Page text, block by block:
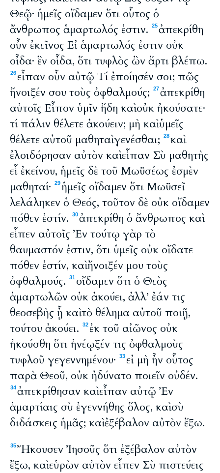
Θεῷ· ἡμεῖς οἴδαμεν ὅτι οὗτος ὁ
ἄνθρωπος ἁμαρτωλός ἐστιν.
25ἀπεκρίθη
οὖν ἐκεῖνος Εἰ ἁμαρτωλός ἐστιν οὐκ
οἶδα· ἓν οἶδα, ὅτι τυφλὸς ὢν ἄρτι βλέπω.
26 εἶπαν οὖν αὐτῷ Τί ἐποίησέν σοι; πῶς
ἤνοιξέν σου τοὺς ὀφθαλμούς;
27ἀπεκρίθη
αὐτοῖς Εἶπον ὑμῖν ἤδη καὶ οὐκ ἠκούσατε·
τί πάλιν θέλετε ἀκούειν; μὴ καὶ ὑμεῖς
θέλετε αὐτοῦ μαθηταὶ γενέσθαι;
28καὶ
ἐλοιδόρησαν αὐτὸν καὶ εἶπαν Σὺ μαθητὴς
εἶ ἐκείνου, ἡμεῖς δὲ τοῦ Μωϋσέως ἐσμὲν
μαθηταί·
29ἡμεῖς οἴδαμεν ὅτι Μωϋσεῖ
λελάληκεν ὁ Θεός, τοῦτον δὲ οὐκ οἴδαμεν
πόθεν ἐστίν.
30ἀπεκρίθη ὁ ἄνθρωπος καὶ
εἶπεν αὐτοῖς Ἐν τούτῳ γὰρ τὸ
θαυμαστόν ἐστιν, ὅτι ὑμεῖς οὐκ οἴδατε
πόθεν ἐστίν, καὶ ἤνοιξέν μου τοὺς
ὀφθαλμούς.
31 οἴδαμεν ὅτι ὁ Θεὸς
ἁμαρτωλῶν οὐκ ἀκούει, ἀλλ’ ἐάν τις
θεοσεβὴς ᾖ καὶ τὸ θέλημα αὐτοῦ ποιῇ,
τούτου ἀκούει.
32 ἐκ τοῦ αἰῶνος οὐκ
ἠκούσθη ὅτι ἠνέῳξέν τις ὀφθαλμοὺς
τυφλοῦ γεγεννημένου·
33 εἰ μὴ ἦν οὗτος
παρὰ Θεοῦ, οὐκ ἠδύνατο ποιεῖν οὐδέν.
34ἀπεκρίθησαν καὶ εἶπαν αὐτῷ Ἐν
ἁμαρτίαις σὺ ἐγεννήθης ὅλος, καὶ σὺ
διδάσκεις ἡμᾶς; καὶ ἐξέβαλον αὐτὸν ἔξω.
35Ἤκουσεν Ἰησοῦς ὅτι ἐξέβαλον αὐτὸν
ἔξω, καὶ εὑρὼν αὐτὸν εἶπεν Σὺ πιστεύεις